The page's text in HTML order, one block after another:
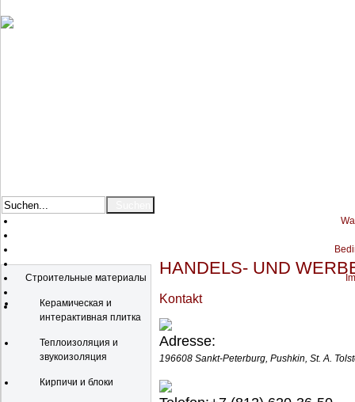
Строительные материалы
Керамическая и
интерактивная плитка
Теплоизоляция и
звукоизоляция
Кирпичи и блоки
HANDELS- UND
Kontakt
196608 Sankt-Peterburg, Pushkin, St. A.